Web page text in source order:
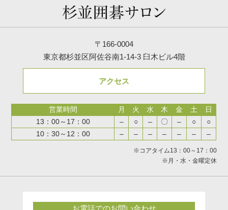
〒166-0004
東京都杉並区阿佐谷南1-14-3 臼木ビル4階
アクセス
営業時間 月 火 水 木 金 土
日
13：00～17：00
– ○ – 〇 – ○
○
10：30～12：00
– – – – – – –
※コアタイム13：00～17：00
※月・水・金曜定休
お電話でのお問い合わせ